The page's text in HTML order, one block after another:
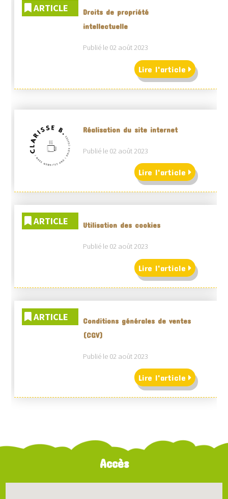
ARTICLE
Droits de propriété
intellectuelle
Publié le 02 août 2023
Lire l'article
Réalisation du site internet
Publié le 02 août 2023
Lire l'article
ARTICLE Utilisation des cookies
Publié le 02 août 2023
Lire l'article
ARTICLE
Conditions générales de ventes
(CGV)
Publié le 02 août 2023
Lire l'article
Accès